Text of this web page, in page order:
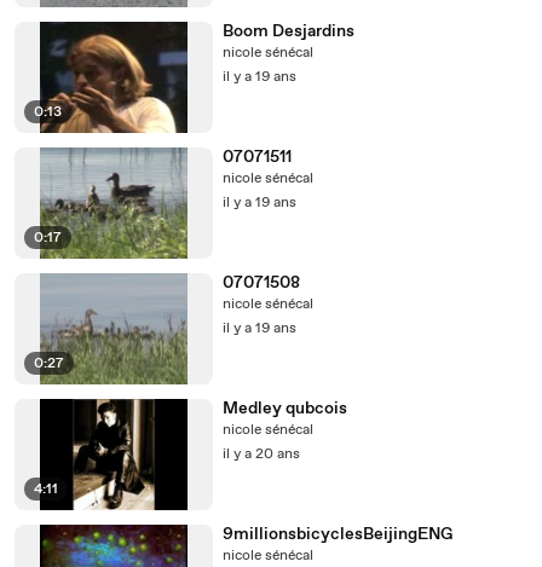
0:13
Boom Desjardins
nicole sénécal
il y a 19 ans
0:17
07071511
nicole sénécal
il y a 19 ans
0:27
07071508
nicole sénécal
il y a 19 ans
4:11
Medley qubcois
nicole sénécal
il y a 20 ans
9millionsbicyclesBeijingENG
nicole sénécal